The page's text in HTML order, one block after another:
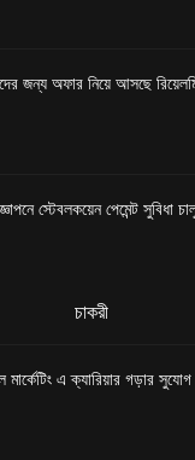
জন্য অফার নিয়ে আসছে
স্টেবলকয়েন পেমেন্ট সুবিধা
চাকরী
মার্কেটিং এ ক্যারিয়ার গড়ার